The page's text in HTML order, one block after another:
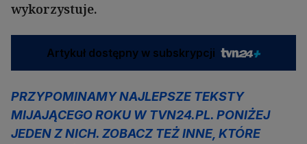
wykorzystuje.
Artykuł dostępny w subskrypcji
PRZYPOMINAMY NAJLEPSZE TEKSTY
MIJAJĄCEGO ROKU W TVN24.PL. PONIŻEJ
JEDEN Z NICH. ZOBACZ TEŻ INNE, KTÓRE